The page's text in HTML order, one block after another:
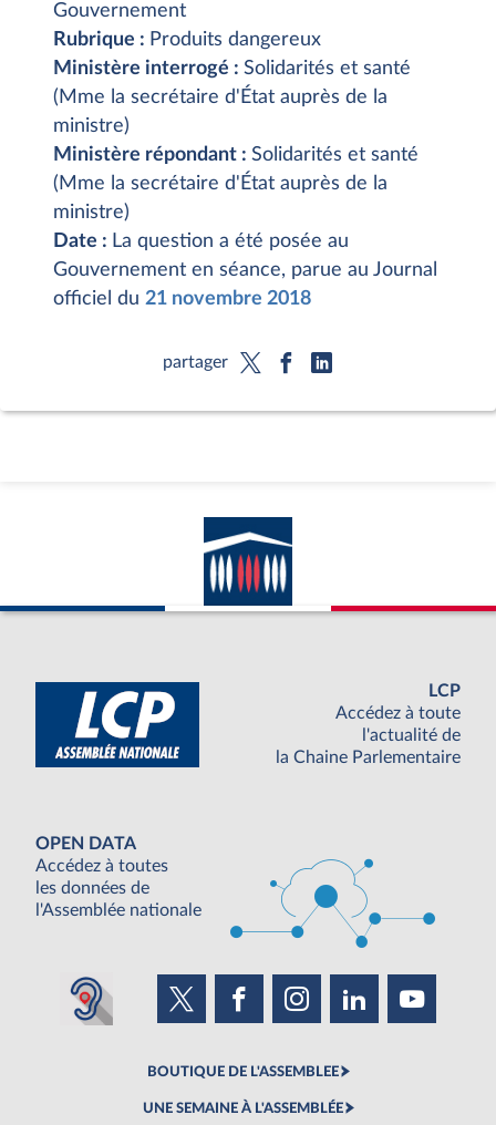
Gouvernement
Rubrique : Produits dangereux
Ministère interrogé : Solidarités et santé
(Mme la secrétaire d'État auprès de la
ministre)
Ministère répondant : Solidarités et santé
(Mme la secrétaire d'État auprès de la
ministre)
Date : La question a été posée au
Gouvernement en séance, parue au Journal
officiel du 21 novembre 2018
partager
LCP
Accédez à toute
l'actualité de
la Chaine Parlementaire
OPEN DATA
Accédez à toutes
les données de
l'Assemblée nationale
BOUTIQUE DE L'ASSEMBLEE
UNE SEMAINE À L'ASSEMBLÉE